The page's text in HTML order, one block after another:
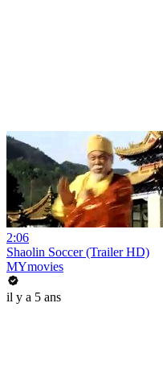
2:06
Shaolin Soccer (Trailer HD)
MYmovies
il y a 5 ans